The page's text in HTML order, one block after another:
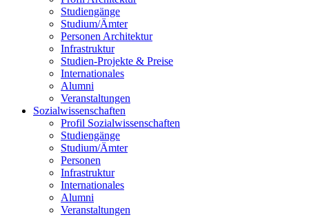
Studiengänge
Studium/Ämter
Personen Architektur
Infrastruktur
Studien-Projekte & Preise
Internationales
Alumni
Veranstaltungen
Sozialwissenschaften
Profil Sozialwissenschaften
Studiengänge
Studium/Ämter
Personen
Infrastruktur
Internationales
Alumni
Veranstaltungen